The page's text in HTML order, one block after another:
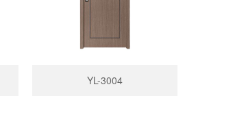
YL-3004